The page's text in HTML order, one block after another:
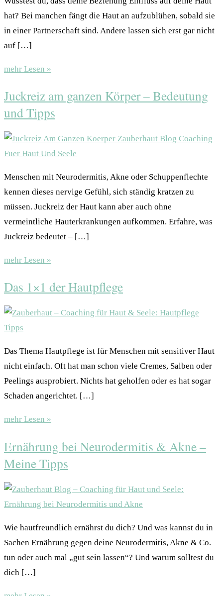
hat? Bei manchen fängt die Haut an aufzublühen, sobald sie
in einer Partnerschaft sind. Andere lassen sich erst gar nicht
auf […]
mehr Lesen »
Juckreiz am ganzen Körper – Bedeutung
und Tipps
Menschen mit Neurodermitis, Akne oder Schuppenflechte
kennen dieses nervige Gefühl, sich ständig kratzen zu
müssen. Juckreiz der Haut kann aber auch ohne
vermeintliche Hauterkrankungen aufkommen. Erfahre, was
Juckreiz bedeutet – […]
mehr Lesen »
Das 1×1 der Hautpflege
Das Thema Hautpflege ist für Menschen mit sensitiver Haut
nicht einfach. Oft hat man schon viele Cremes, Salben oder
Peelings ausprobiert. Nichts hat geholfen oder es hat sogar
Schaden angerichtet. […]
mehr Lesen »
Ernährung bei Neurodermitis & Akne –
Meine Tipps
Wie hautfreundlich ernährst du dich? Und was kannst du in
Sachen Ernährung gegen deine Neurodermitis, Akne & Co.
tun oder auch mal „gut sein lassen“? Und warum solltest du
dich […]